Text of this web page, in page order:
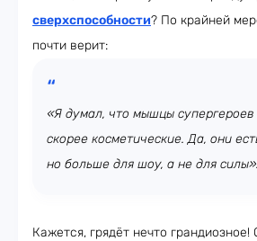
сверхспособности? По крайней
почти верит:
«Я думал, что мышцы
скорее косметические. Да, они
но больше для шоу, а не для силы».
Кажется, грядёт нечто